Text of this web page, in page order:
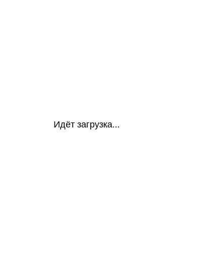
Идёт загрузка...